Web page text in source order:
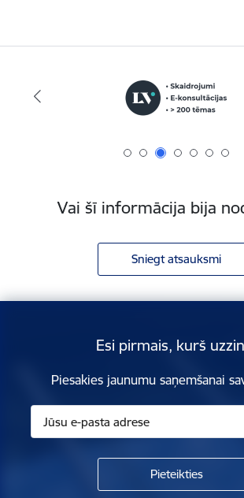
Vai šī informācija bija
Sniegt atsauksmi
Esi pirmais, kurš
Piesakies jaunumu saņemšanai